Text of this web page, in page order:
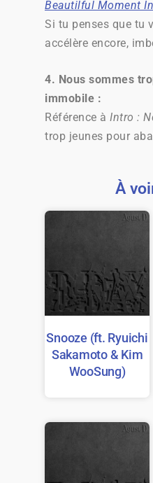
Beautilful Moment
Si tu penses que tu
accélère encore,
4. Nous sommes
immobile :
Référence à Intro :
trop jeunes pour
À
Snooze (ft. Ryuichi
Sakamoto & Kim
WooSung)